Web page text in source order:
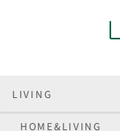
LIVING
HOME&LIVING